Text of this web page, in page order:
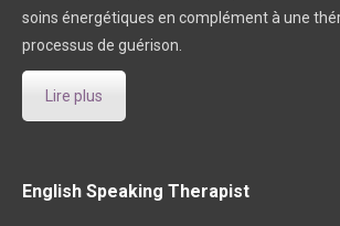
soins énergétiques en complément à une
processus de guérison.
Lire plus
English Speaking Therapist